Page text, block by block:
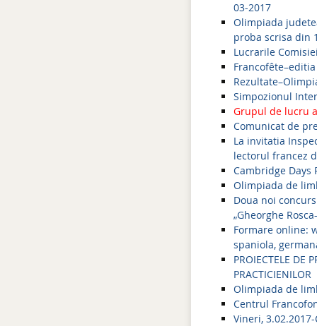
03-2017
Olimpiada
proba scrisa din
Lucrarile
Simpozionul
Grupul de lucru
Comunicat de
La invitatia
lectorul francez
Cambridge Days
Olimpiada de
Doua noi
„Gheorghe
Formare online:
spaniola,
PROIECTELE DE
PRACTICIENILOR
Olimpiada de
Centrul
Vineri,